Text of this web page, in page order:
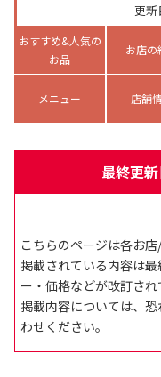
更新
おすすめ&人気の
お品
お店の
メニュー 店舗
最終更
こちらのページは各お店
掲載されている内容は
ー・価格などが改訂され
掲載内容については、
わせください。